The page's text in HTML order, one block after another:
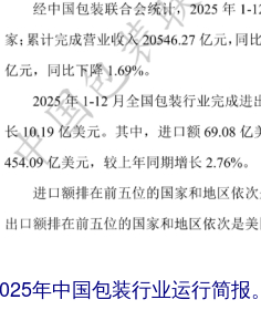
年中国包装行业运行简